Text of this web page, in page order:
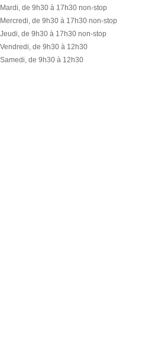
Mardi, de 9h30 à 17h30 non-stop
Mercredi, de 9h30 à 17h30 non-stop
Jeudi, de 9h30 à 17h30 non-stop
Vendredi, de 9h30 à 12h30
Samedi, de 9h30 à 12h30